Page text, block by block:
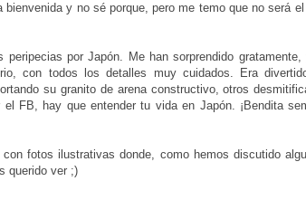
y no sé porque, pero me temo que no será
por Japón. Me han sorprendido
con todos los detalles muy cuidados. Era
su granito de arena constructivo, otros
FB, hay que entender tu vida en Japón. ¡Bendita
fotos ilustrativas donde, como hemos discutido
querido ver ;)